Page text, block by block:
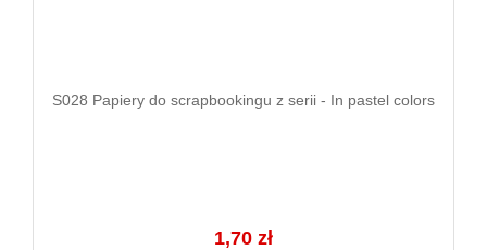
S028 Papiery do scrapbookingu z serii - In pastel colors
1,70 zł